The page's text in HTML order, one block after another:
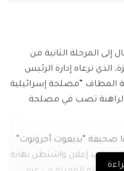
إلى المرحلة الثانية من
الذي ترعاه إدارة الرئيس
المطاف “مصلحة إسرائيلية
الراهنة تصب في مصلحة
صحيفة “يديعوت أحرونوت”
عقب إعلان واشنطن نهاية